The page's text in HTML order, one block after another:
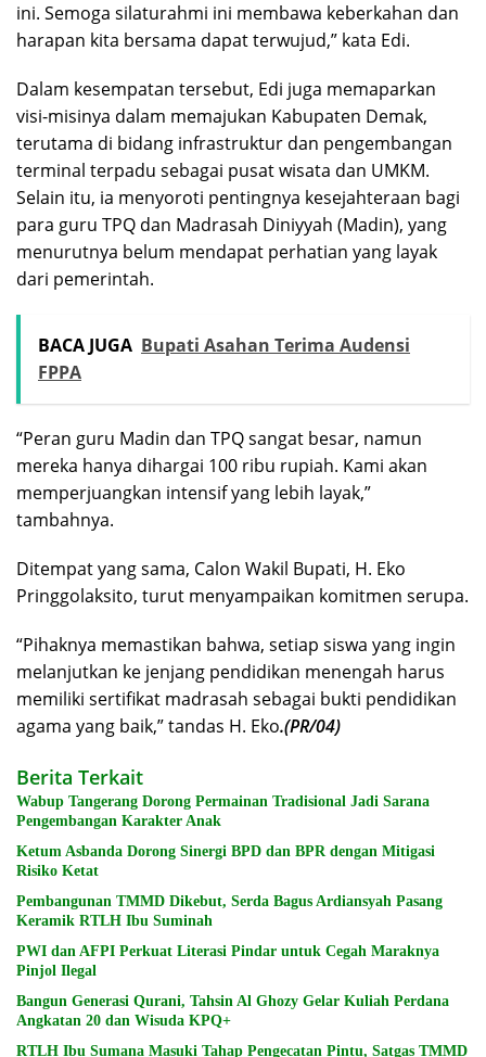
ini. Semoga silaturahmi ini membawa keberkahan dan
harapan kita bersama dapat terwujud,” kata Edi.
Dalam kesempatan tersebut, Edi juga memaparkan
visi-misinya dalam memajukan Kabupaten Demak,
terutama di bidang infrastruktur dan pengembangan
terminal terpadu sebagai pusat wisata dan UMKM.
Selain itu, ia menyoroti pentingnya kesejahteraan bagi
para guru TPQ dan Madrasah Diniyyah (Madin), yang
menurutnya belum mendapat perhatian yang layak
dari pemerintah.
BACA JUGA Bupati Asahan Terima Audensi
FPPA
“Peran guru Madin dan TPQ sangat besar, namun
mereka hanya dihargai 100 ribu rupiah. Kami akan
memperjuangkan intensif yang lebih layak,”
tambahnya.
Ditempat yang sama, Calon Wakil Bupati, H. Eko
Pringgolaksito, turut menyampaikan komitmen serupa.
“Pihaknya memastikan bahwa, setiap siswa yang ingin
melanjutkan ke jenjang pendidikan menengah harus
memiliki sertifikat madrasah sebagai bukti pendidikan
agama yang baik,” tandas H. Eko.(PR/04)
Berita Terkait
Wabup Tangerang Dorong Permainan Tradisional Jadi Sarana
Pengembangan Karakter Anak
Ketum Asbanda Dorong Sinergi BPD dan BPR dengan Mitigasi
Risiko Ketat
Pembangunan TMMD Dikebut, Serda Bagus Ardiansyah Pasang
Keramik RTLH Ibu Suminah
PWI dan AFPI Perkuat Literasi Pindar untuk Cegah Maraknya
Pinjol Ilegal
Bangun Generasi Qurani, Tahsin Al Ghozy Gelar Kuliah Perdana
Angkatan 20 dan Wisuda KPQ+
RTLH Ibu Sumana Masuki Tahap Pengecatan Pintu, Satgas TMMD